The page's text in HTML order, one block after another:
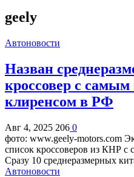
geely
Автоновости
Назван
кроссовер с
клиренсом в РФ
Авг 4, 2025 206 0
фото: www.geely-motors.com
список кроссоверов из КНР
Сразу 10 среднеразмерных
Автоновости